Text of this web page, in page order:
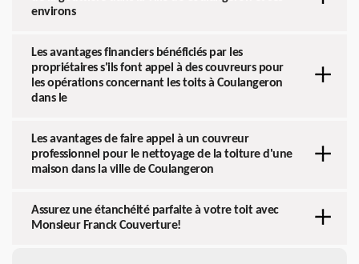
environs
Les avantages financiers bénéficiés par les
propriétaires s'ils font appel à des couvreurs pour
les opérations concernant les toits à Coulangeron
dans le
Les avantages de faire appel à un couvreur
professionnel pour le nettoyage de la toiture d'une
maison dans la ville de Coulangeron
Assurez une étanchéité parfaite à votre toit avec
Monsieur Franck Couverture!